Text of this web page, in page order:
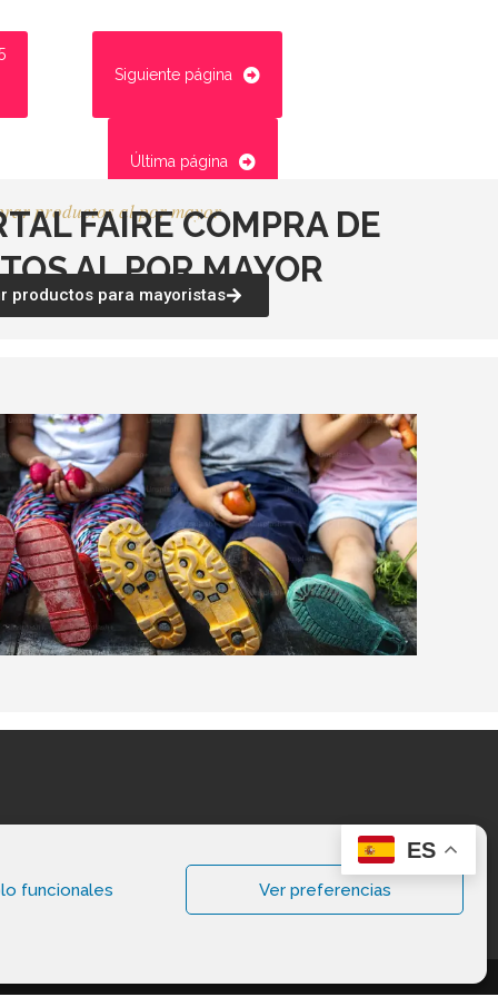
funcionales Ver preferencias
Siguiente página
Última página
productos al por mayor
FAIRE COMPRA DE
AL POR MAYOR
productos para mayoristas
ES